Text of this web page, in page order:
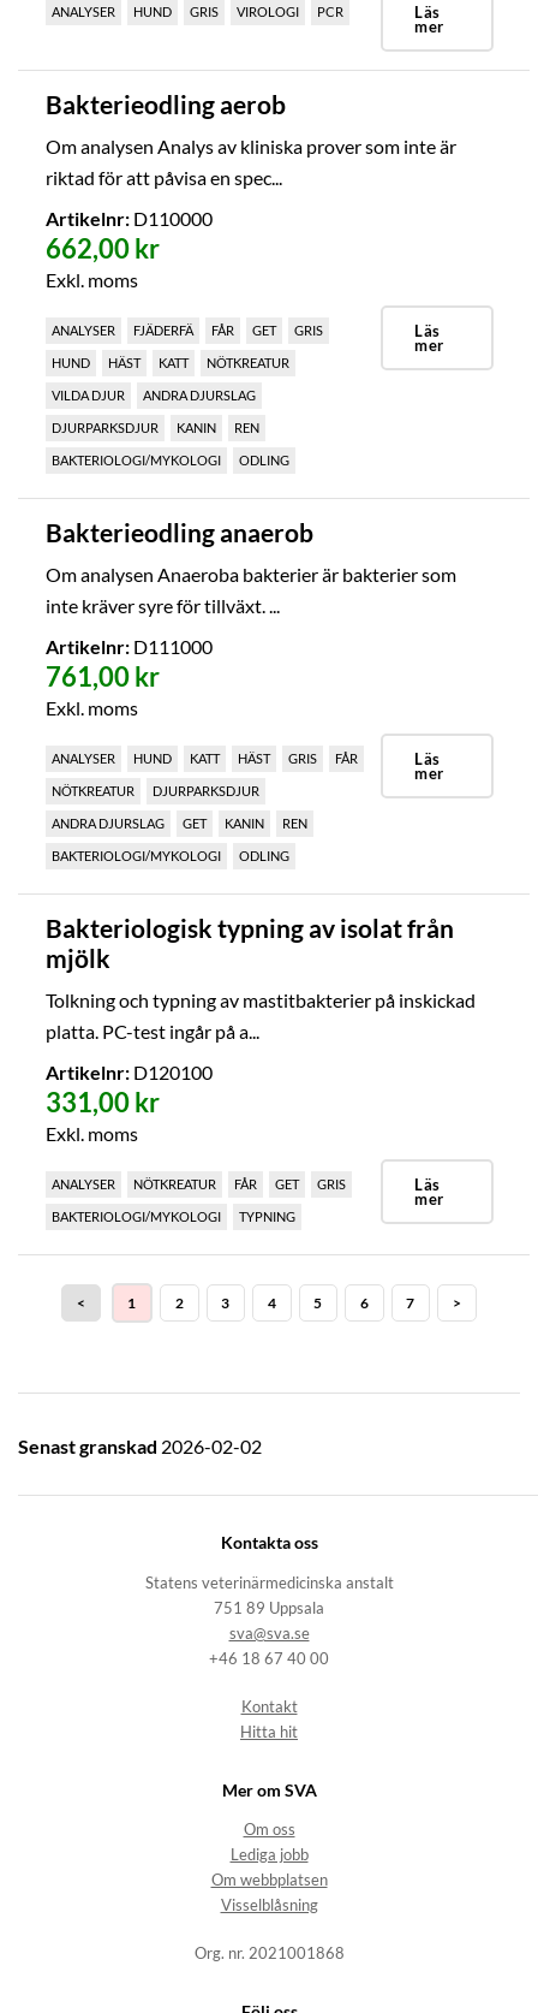
ANALYSER HUND GRIS VIROLOGI PCR Läs
mer
Bakterieodling aerob
Om analysen Analys av kliniska prover som inte är
riktad för att påvisa en spec...
Artikelnr:D110000
662,00 kr
Exkl. moms
ANALYSER FJÄDERFÄ FÅR GET GRIS
HUND HÄST KATT NÖTKREATUR
VILDA DJUR ANDRA DJURSLAG
DJURPARKSDJUR KANIN REN
BAKTERIOLOGI/MYKOLOGI ODLING
Läs
mer
Bakterieodling anaerob
Om analysen Anaeroba bakterier är bakterier som
inte kräver syre för tillväxt. ...
Artikelnr:D111000
761,00 kr
Exkl. moms
ANALYSER HUND KATT HÄST GRIS FÅR
NÖTKREATUR DJURPARKSDJUR
ANDRA DJURSLAG GET KANIN REN
BAKTERIOLOGI/MYKOLOGI ODLING
Läs
mer
Bakteriologisk typning av isolat från
mjölk
Tolkning och typning av mastitbakterier på inskickad
platta. PC-test ingår på a...
Artikelnr:D120100
331,00 kr
Exkl. moms
ANALYSER NÖTKREATUR FÅR GET GRIS
BAKTERIOLOGI/MYKOLOGI TYPNING
Läs
mer
< 1 2 3 4 5 6 7 >
Senast granskad 2026-02-02
Kontakta oss
Statens veterinärmedicinska anstalt
751 89 Uppsala
sva@sva.se
+46 18 67 40 00
Kontakt
Hitta hit
Mer om SVA
Om oss
Lediga jobb
Om webbplatsen
Visselblåsning
Org. nr. 2021001868